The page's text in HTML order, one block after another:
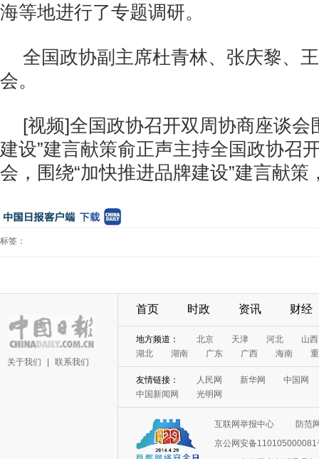
海等地进行了专题调研。
全国政协副主席杜青林、张庆黎、
会。
[视频]全国政协召开双周协商座谈会
建设”建言献策俞正声主持全国政协召
会，围绕“加快推进品牌建设”建言献策
标签：
关于我们 联系我们
首页 时政 资讯 财经
地方频道： 北京 天津 河北
山西
湖北
湖南 广东 广西 海南
友情链接： 人民网 新华网
中国网
中国新闻网
光明网
互联网举报中心
防范
京公网安备110105000081